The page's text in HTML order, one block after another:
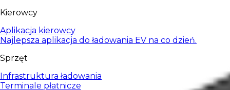
Kierowcy
Aplikacja kierowcy
Najlepsza aplikacja do ładowania EV na co dzień.
Sprzęt
Infrastruktura ładowania
Terminale płatnicze